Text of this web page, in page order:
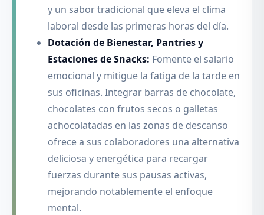
y un sabor tradicional que eleva el clima
laboral desde las primeras horas del día.
Dotación de Bienestar, Pantries y
Estaciones de Snacks: Fomente el salario
emocional y mitigue la fatiga de la tarde en
sus oficinas. Integrar barras de chocolate,
chocolates con frutos secos o galletas
achocolatadas en las zonas de descanso
ofrece a sus colaboradores una alternativa
deliciosa y energética para recargar
fuerzas durante sus pausas activas,
mejorando notablemente el enfoque
mental.